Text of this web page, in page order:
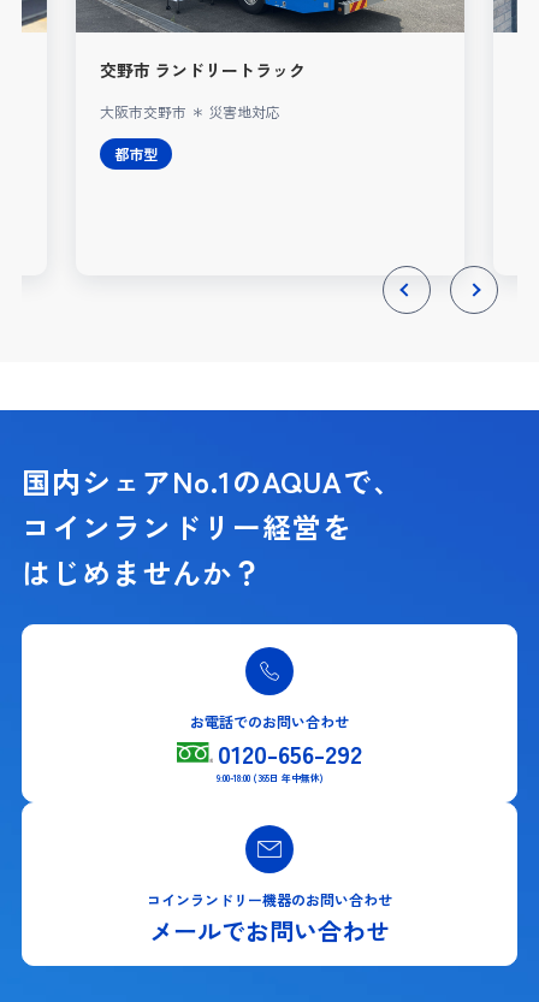
交野市 ランドリートラック
大阪市交野市 ＊ 災害地対応
都市型
国内シェアNo.1のAQUAで、
コインランドリー経営を
はじめませんか？
お電話でのお問い合わせ
0120-656-292
9:00-18:00 (365日 年中無休)
コインランドリー機器のお問い合わせ
メールでお問い合わせ